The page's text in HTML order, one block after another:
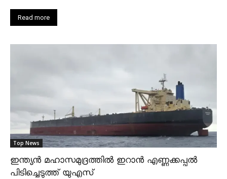
Read more
Top News
ഇന്ത്യൻ മഹാസമുദ്രത്തിൽ ഇറാൻ എണ്ണക്കപ്പൽ
പിടിച്ചെടുത്ത് യുഎസ്